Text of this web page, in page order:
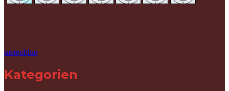
meteoblue
Kategorien